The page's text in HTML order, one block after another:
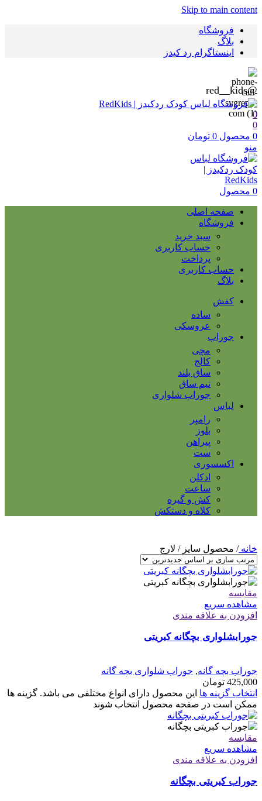
Skip to main content
فروشگاه
بلاگ
اینستاگرام رد کیدز
@red__kids
0
0
0 محصول 0 تومان
منو
0 محصول
صفحه اصلی
فروشگاه
سبد خرید
حساب کاربری
پرداخت
حساب کاربری
بلاگ
کفش
ساده
عروسکی
جوراب
مچی
کالج
ساق بلند
نیم ساق
جوراب شلواری
لباس
رامپر
بلوز
پیراهن
ست
اکسسوری
ادکلن
ساعت
کش و گیره
کلاه و دستکش
خانه/ محصول سایز/ لارج
مقایسه
مشاهده سریع
افزودن به علاقه مندی
جورابشلواری بچگانه کبریتی
جوراب بچه گانه, جوراب شلواری بچه گانه
425,000 تومان
انتخاب گزینه ها این محصول دارای انواع مختلفی می باشد. گزینه ها
ممکن است در صفحه محصول انتخاب شوند
مقایسه
مشاهده سریع
افزودن به علاقه مندی
جوراب کبریتی بچگانه